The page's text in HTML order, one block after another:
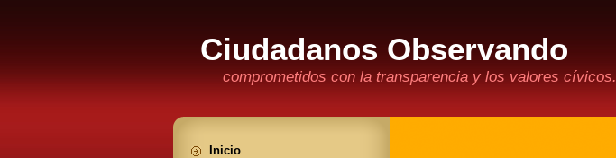
Ciudadanos Observando
comprometidos con la transparencia y los valores cívicos.
Inicio